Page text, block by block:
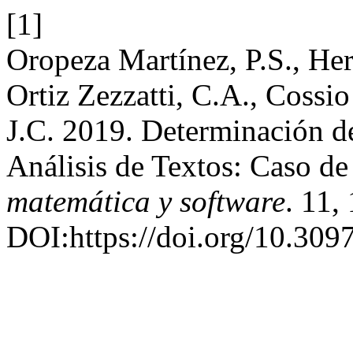
[1]
Oropeza Martínez, P.S.,
Ortiz Zezzatti, C.A.,
J.C. 2019. Determinación
Análisis de Textos: Caso
matemática y software. 11,
DOI:https://doi.org/